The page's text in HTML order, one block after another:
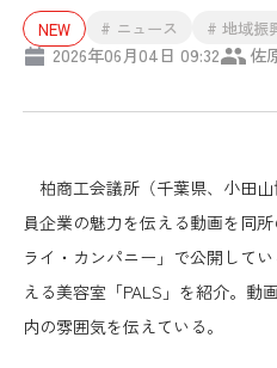
経営相談
保険・共済
検定試験
ビジネス交流
政策提言
調査・研究
日本商工会
組織概要
NEW # ニュース # 地域振
2026年06月04日 09:32 佐
柏商工会議所（千葉県、小田
員企業の魅力を伝える動画を同
ライ・カンパニー」で公開して
える美容室「PALS」を紹介。動
内の雰囲気を伝えている。